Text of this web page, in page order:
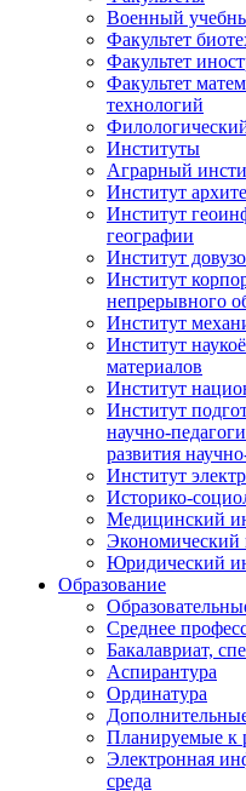
Военный
Факультет
Факультет
Факультет
технологий
Институты
Аграрный
Институт
Институт
географии
Институт
Институт
непрерывного
Институт
Институт
материалов
Институт
Институт
научно-
развития
Институт
Историко-
Медицинский
Экономический
Юридический
Образование
Среднее
Бакалавриат,
Аспирантура
Ординатура
Планируемые к
Электронная
среда